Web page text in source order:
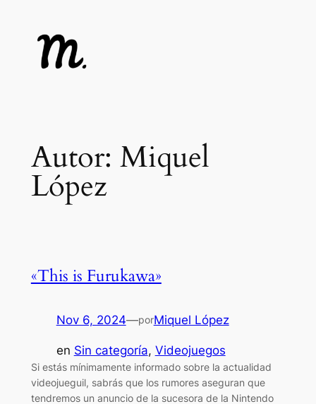
contenido
Autor: Miquel
López
«This is Furukawa»
Nov 6, 2024—porMiquel López
en Sin categoría, Videojuegos
Si estás mínimamente informado sobre la actualidad
videojueguil, sabrás que los rumores aseguran que
tendremos un anuncio de la sucesora de la Nintendo